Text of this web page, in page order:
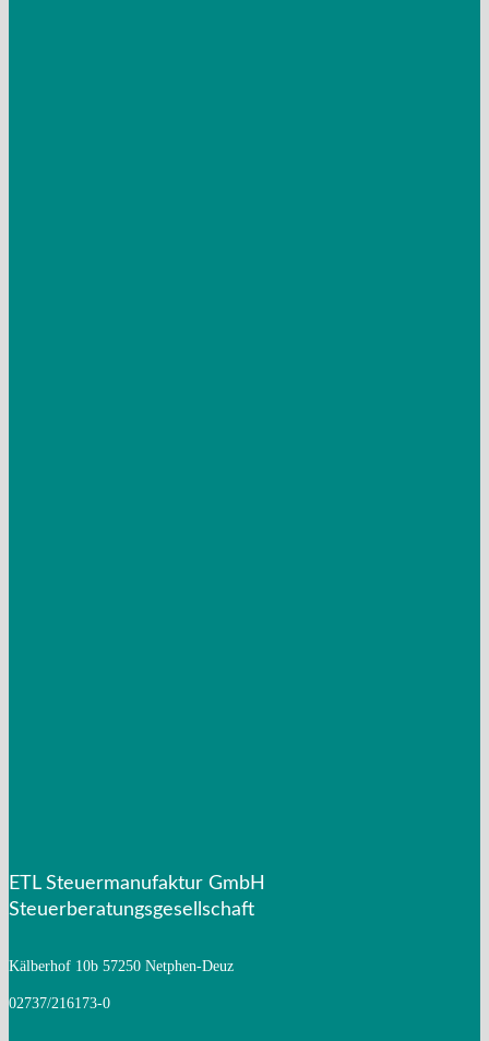
ETL Steuermanufaktur GmbH
Steuerberatungsgesellschaft
Kälberhof 10b 57250 Netphen-Deuz
02737/216173-0